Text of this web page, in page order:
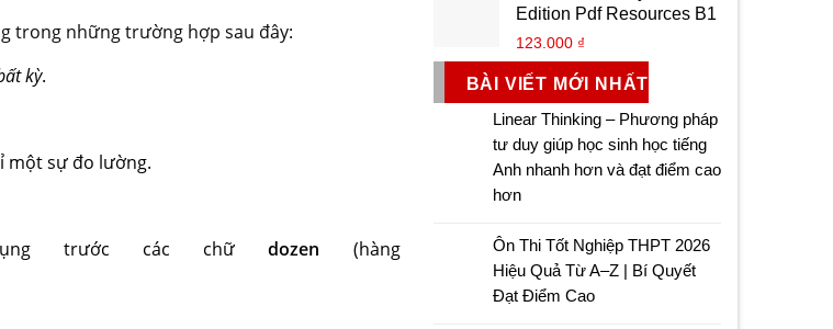
trong những trường hợp sau đây:
kỳ.
một sự đo lường.
trước các chữdozen (hàng
Edition Pdf Resources B1
123.000 ₫
BÀI VIẾT MỚI NHẤT
Linear Thinking – Phương pháp
tư duy giúp học sinh học tiếng
Anh nhanh hơn và đạt điểm cao
hơn
Ôn Thi Tốt Nghiệp THPT 2026
Hiệu Quả Từ A–Z | Bí Quyết
Đạt Điểm Cao